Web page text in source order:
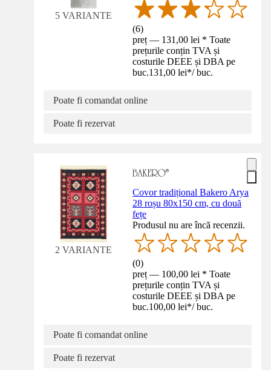
5 VARIANTE
(6)
preț — 131,00 lei * Toate
prețurile conțin TVA și
costurile DEEE și DBA pe
buc.131,00 lei*/ buc.
Poate fi comandat online
Poate fi rezervat
2 VARIANTE
Covor tradițional Bakero Arya
28 roșu 80x150 cm, cu două
fețe
Produsul nu are încă recenzii.
(0)
preț — 100,00 lei * Toate
prețurile conțin TVA și
costurile DEEE și DBA pe
buc.100,00 lei*/ buc.
Poate fi comandat online
Poate fi rezervat